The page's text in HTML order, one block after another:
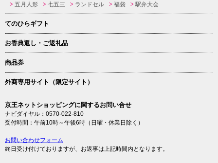
五月人形
七五三 ランドセル 福袋 駅弁大会
てのひらギフト
お香典返し・ご返礼品
商品券
外商専用サイト（限定サイト）
京王ネットショッピングに関するお問い合せ
ナビダイヤル：0570-022-810
受付時間：午前10時～午後6時（日曜・休業日除く）
お問い合わせフォーム
終日受け付けておりますが、お返事は上記時間内となります。